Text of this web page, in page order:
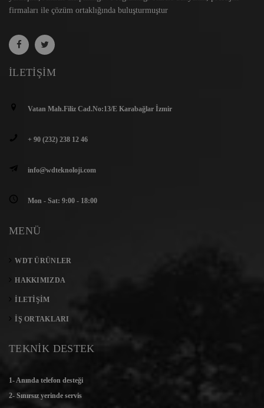
firmaları ile çözüm ortaklığında buluşturmuştur
İLETIŞIM
Vatan Mah.Filiz Cad.No:13/E Karabağlar İzmir
+ 90 (232) 238 12 46
info@wdteknoloji.com
Mon - Sat: 9:00 - 18:00
MENÜ
WDT ÜRÜNLER
HAKKIMIZDA
İLETIŞIM
İŞ ORTAKLARI
TEKNİK DESTEK
1- Anında telefon desteği
2- Sınırsız yerinde servis